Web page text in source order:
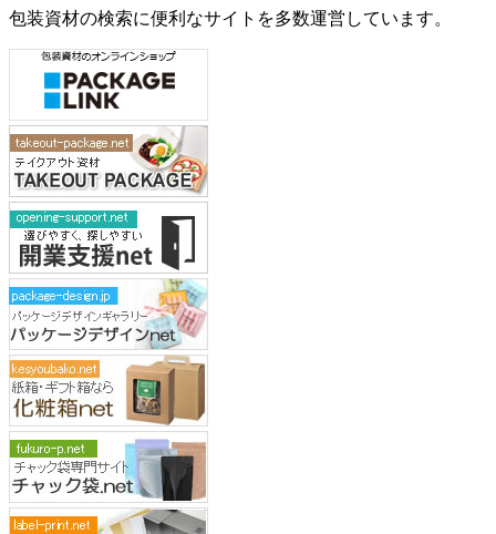
包装資材の検索に便利なサイトを多数運営しています。